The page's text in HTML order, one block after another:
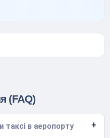
(FAQ)
таксі в аеропорту